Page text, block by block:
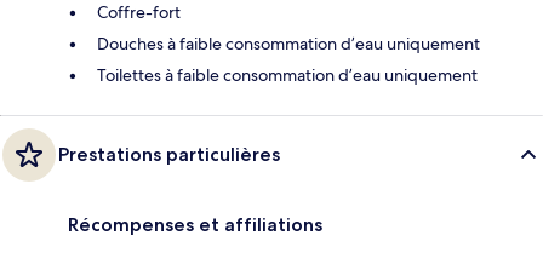
Coffre-fort
Douches à faible consommation d’eau uniquement
Toilettes à faible consommation d’eau uniquement
Prestations particulières
Récompenses et affiliations